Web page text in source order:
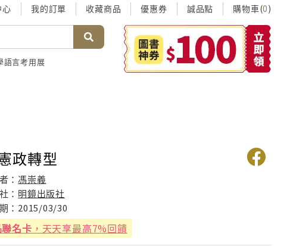
心 我的訂單 收藏商品 優惠券 誠品點 購物車(0)
語言考用展
政轉型
者：馮崇義
社： 明鏡出版社
期： 2015/03/30
名卡 ，天天享最高7%回饋